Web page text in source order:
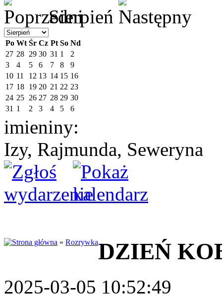
Sierpień
Po Wt Śr Cz Pt So Nd
27 28 29 30 31 1
2
3
4 5 6 7 8
9
10 11 12 13 14 15 16
17 18 19 20 21 22 23
24 25 26 27 28 29 30
31 1 2 3 4 5 6
imieniny:
Izy, Rajmunda, Seweryna
» RozrywkaDZIEŃ
2025-03-05 10:52:49